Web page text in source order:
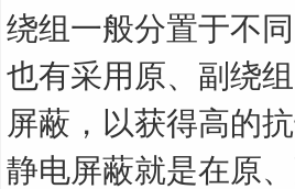
绕组一般分置于不
也有采用原、副绕
屏蔽，以获得高的抗
静电屏蔽就是在原